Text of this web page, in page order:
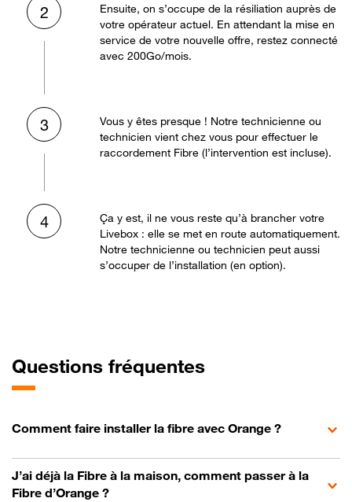
2
Ensuite, on s’occupe de la résiliation auprès de
votre opérateur actuel. En attendant la mise en
service de votre nouvelle offre, restez connecté
avec 200Go/mois.
3
Vous y êtes presque ! Notre technicienne ou
technicien vient chez vous pour effectuer le
raccordement Fibre (l’intervention est incluse).
4
Ça y est, il ne vous reste qu’à brancher votre
Livebox : elle se met en route automatiquement.
Notre technicienne ou technicien peut aussi
s’occuper de l’installation (en option).
Questions fréquentes
Comment faire installer la fibre avec Orange ?
J’ai déjà la Fibre à la maison, comment passer à la
Fibre d’Orange ?